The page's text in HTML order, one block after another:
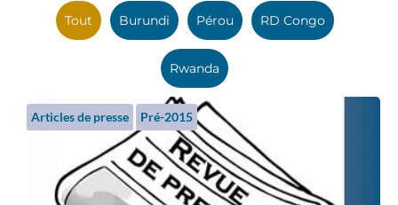
Tout Burundi Pérou RD Congo
Rwanda
Articles de presse Pré-2015